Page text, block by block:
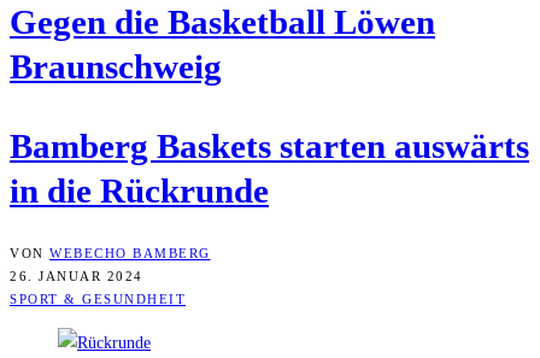
Gegen die Bas­ket­ball Löwen
Braunschweig
Bam­berg Bas­kets star­ten aus­wärts
in die Rückrunde
VON WEBECHO BAMBERG
26. JANUAR 2024
SPORT & GESUNDHEIT